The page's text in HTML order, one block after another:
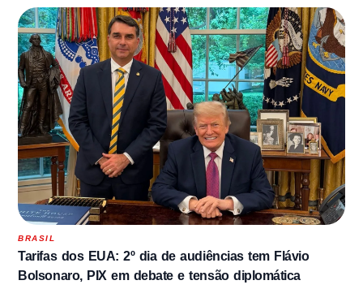
BRASIL
Tarifas dos EUA: 2º dia de audiências tem Flávio
Bolsonaro, PIX em debate e tensão diplomática